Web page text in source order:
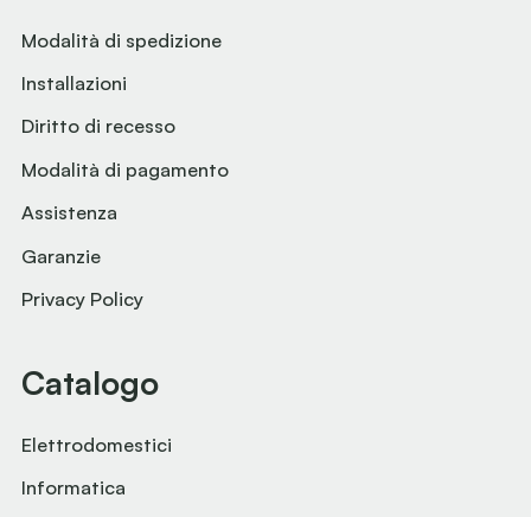
Modalità di spedizione
Installazioni
Diritto di recesso
Modalità di pagamento
Assistenza
Garanzie
Privacy Policy
Catalogo
Elettrodomestici
Informatica